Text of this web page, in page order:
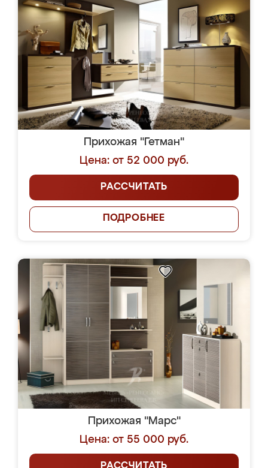
Прихожая "Гетман"
Цена: от 52 000 руб.
РАССЧИТАТЬ
ПОДРОБНЕЕ
Прихожая "Марс"
Цена: от 55 000 руб.